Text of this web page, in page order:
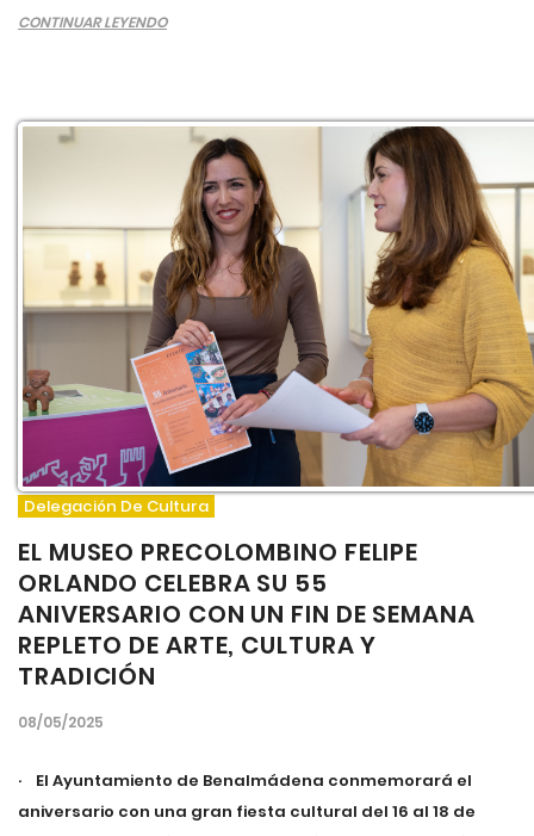
CONTINUAR LEYENDO
Delegación De Cultura
EL MUSEO PRECOLOMBINO FELIPE
ORLANDO CELEBRA SU 55
ANIVERSARIO CON UN FIN DE SEMANA
REPLETO DE ARTE, CULTURA Y
TRADICIÓN
08/05/2025
· El Ayuntamiento de Benalmádena conmemorará el
aniversario con una gran fiesta cultural del 16 al 18 de